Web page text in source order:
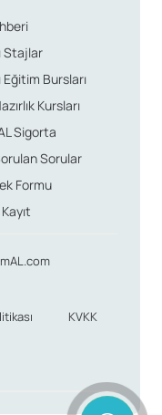
Stajlar
Eğitim Bursları
Kursları
Sigorta
Sorular
Formu
KVKK